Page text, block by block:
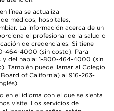
línea se actualiza
médicos, hospitales,
La información acerca de un
el profesional de la salud o
de credenciales. Si tiene
464-4000 (sin costo). Para
y del habla: 1-800-464-4000 (sin
También puede llamar al Colegio
of California) al 916-263-
en el idioma con el que se sienta
visite. Los servicios de